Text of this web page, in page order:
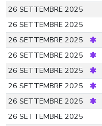
26 SETTEMBRE 2025
26 SETTEMBRE 2025
26 SETTEMBRE 2025
26 SETTEMBRE 2025
26 SETTEMBRE 2025
26 SETTEMBRE 2025
26 SETTEMBRE 2025
26 SETTEMBRE 2025